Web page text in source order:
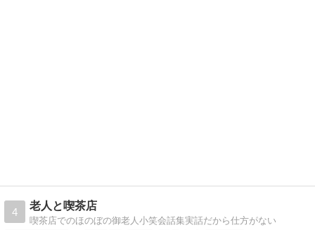
4
老人と喫茶店
喫茶店でのほのぼの御老人小笑会話集実話だから仕方がない